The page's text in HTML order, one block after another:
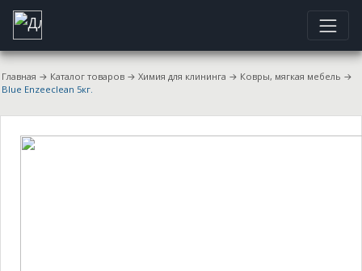
Главная → Каталог товаров → Химия для клининга → Ковры, мягкая мебель →
Blue Enzeeclean 5кг.